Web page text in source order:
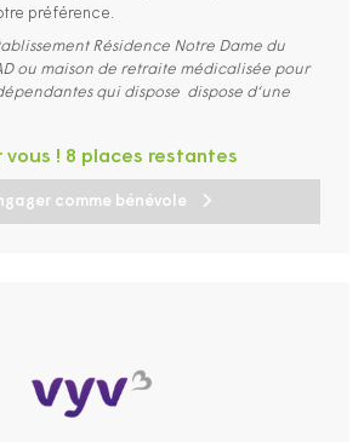
préférence.
Résidence Notre Dame du
ou maison de retraite médicalisée pour
qui dispose dispose d‘une
comme bénévole
vous ! 8 places restantes